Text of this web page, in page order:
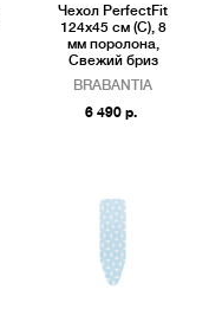
Чехол PerfectFit
124x45 см (С), 8
мм поролона,
Свежий бриз
BRABANTIA
6 490 р.